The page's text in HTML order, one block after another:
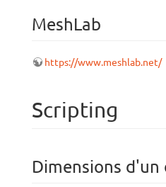
MeshLab
https://www.meshlab.net/
Scripting
Dimensions d'un